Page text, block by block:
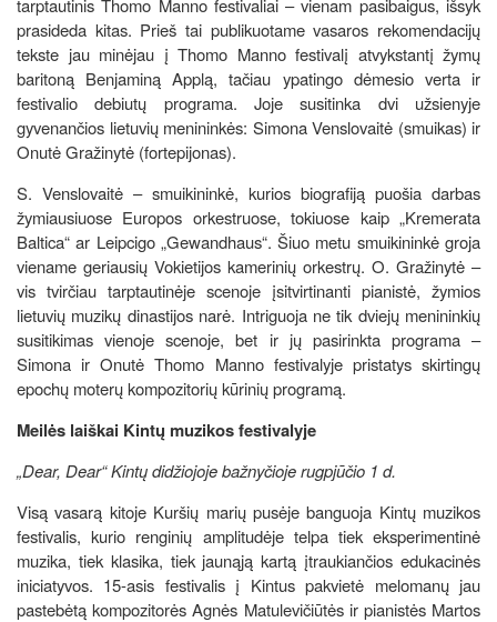
prasideda kitas. Prieš tai publikuotame vasaros rekomendacijų
tekste jau minėjau į Thomo Manno festivalį atvykstantį žymų
baritoną Benjaminą Applą, tačiau ypatingo dėmesio verta ir
festivalio debiutų programa. Joje susitinka dvi užsienyje
gyvenančios lietuvių menininkės: Simona Venslovaitė (smuikas) ir
Onutė Gražinytė (fortepijonas).
S. Venslovaitė – smuikininkė, kurios biografiją puošia darbas
žymiausiuose Europos orkestruose, tokiuose kaip „Kremerata
Baltica“ ar Leipcigo „Gewandhaus“. Šiuo metu smuikininkė groja
viename geriausių Vokietijos kamerinių orkestrų. O. Gražinytė –
vis tvirčiau tarptautinėje scenoje įsitvirtinanti pianistė, žymios
lietuvių muzikų dinastijos narė. Intriguoja ne tik dviejų menininkių
susitikimas vienoje scenoje, bet ir jų pasirinkta programa –
Simona ir Onutė Thomo Manno festivalyje pristatys skirtingų
epochų moterų kompozitorių kūrinių programą.
Meilės laiškai Kintų muzikos festivalyje
„Dear, Dear“ Kintų didžiojoje bažnyčioje rugpjūčio 1 d.
Visą vasarą kitoje Kuršių marių pusėje banguoja Kintų muzikos
festivalis, kurio renginių amplitudėje telpa tiek eksperimentinė
muzika, tiek klasika, tiek jaunąją kartą įtraukiančios edukacinės
iniciatyvos. 15-asis festivalis į Kintus pakvietė melomanų jau
pastebėtą kompozitorės Agnės Matulevičiūtės ir pianistės Martos